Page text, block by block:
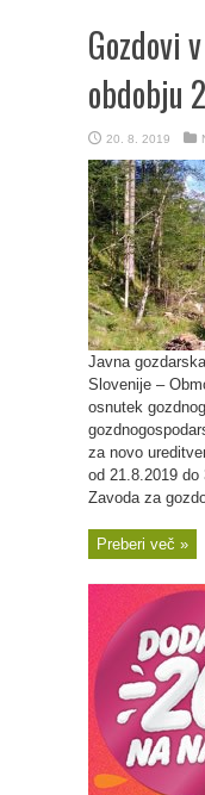
Gozdovi
obdobju
20. 8. 2019
Javna
Slovenije –
osnutek
za novo
od 21.8.2019
Zavoda za
Preberi več »